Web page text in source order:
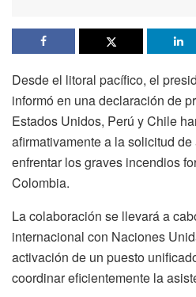
Desde el litoral pacífico, el
informó en una declaración de
Estados Unidos, Perú y Chile
afirmativamente a la solicitud
enfrentar los graves incendios
Colombia.
La colaboración se llevará a
internacional con Naciones
activación de un puesto
coordinar eficientemente la